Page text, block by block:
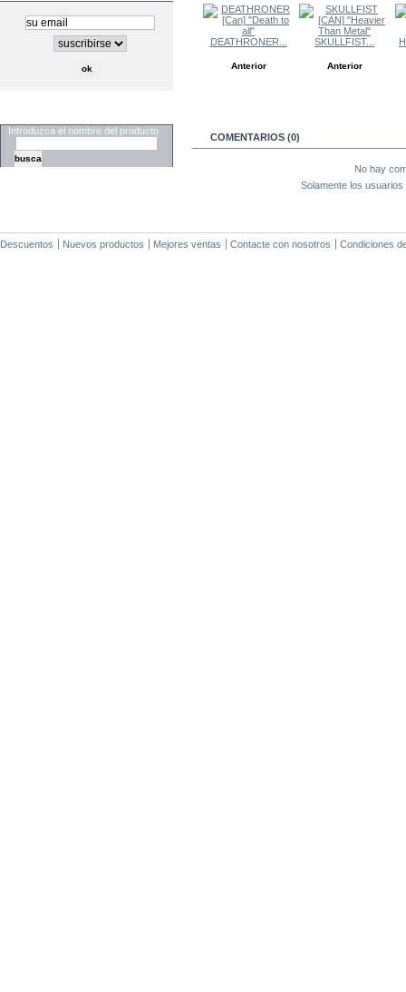
Introduzca el nombre del producto
DEATHRONER...
Anterior
SKULLFIST...
Anterior
COMENTARIOS (0)
No hay
Solamente los
Descuentos Nuevos productos Mejores ventas Contacte con nosotros Condiciones